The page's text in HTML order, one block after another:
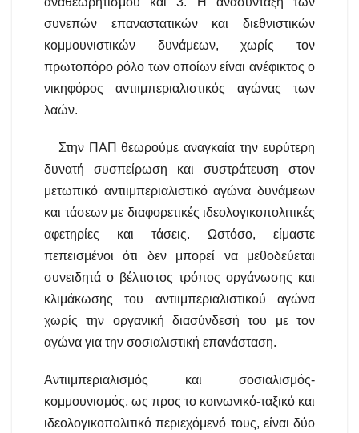
συνεπών επαναστατικών και διεθνιστικών
κομμουνιστικών δυνάμεων, χωρίς τον
πρωτοπόρο ρόλο των οποίων είναι ανέφικτος ο
νικηφόρος αντιιμπεριαλιστικός αγώνας των
λαών.
Στην ΠΑΠ θεωρούμε αναγκαία την ευρύτερη
δυνατή συσπείρωση και συστράτευση στον
μετωπικό αντιιμπεριαλιστικό αγώνα δυνάμεων
και τάσεων με διαφορετικές ιδεολογικοπολιτικές
αφετηρίες και τάσεις. Ωστόσο, είμαστε
πεπεισμένοι ότι δεν μπορεί να μεθοδεύεται
συνειδητά ο βέλτιστος τρόπος οργάνωσης και
κλιμάκωσης του αντιιμπεριαλιστικού αγώνα
χωρίς την οργανική διασύνδεσή του με τον
αγώνα για την σοσιαλιστική επανάσταση.
Αντιιμπεριαλισμός και σοσιαλισμός-
κομμουνισμός, ως προς το κοινωνικό-ταξικό και
ιδεολογικοπολιτικό περιεχόμενό τους, είναι δύο